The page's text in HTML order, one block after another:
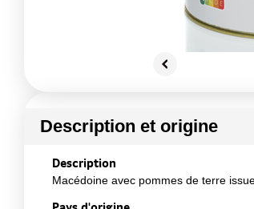
Description et origine
Description
Macédoine avec pommes de terre